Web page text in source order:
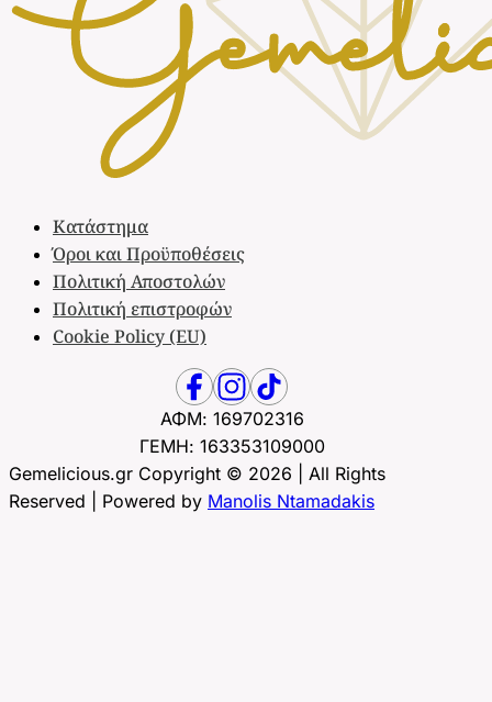
Κατάστημα
Όροι και Προϋποθέσεις
Πολιτική Αποστολών
Πολιτική επιστροφών
Cookie Policy (EU)
ΑΦΜ: 169702316
ΓΕΜΗ: 163353109000
Gemelicious.gr Copyright © 2026 | All Rights
Reserved | Powered by Manolis Ntamadakis